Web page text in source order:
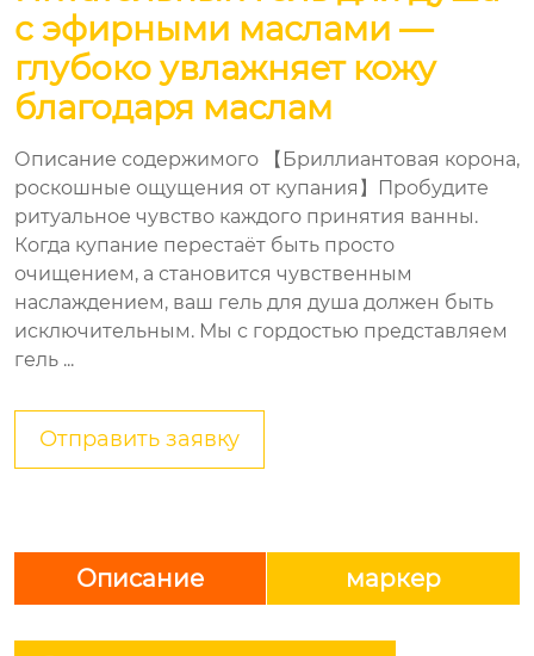
с эфирными маслами —
глубоко увлажняет кожу
благодаря маслам
Описание содержимого 【Бриллиантовая корона,
роскошные ощущения от купания】Пробудите
ритуальное чувство каждого принятия ванны.
Когда купание перестаёт быть просто
очищением, а становится чувственным
наслаждением, ваш гель для душа должен быть
исключительным. Мы с гордостью представляем
гель ...
Отправить заявку
Описание маркер